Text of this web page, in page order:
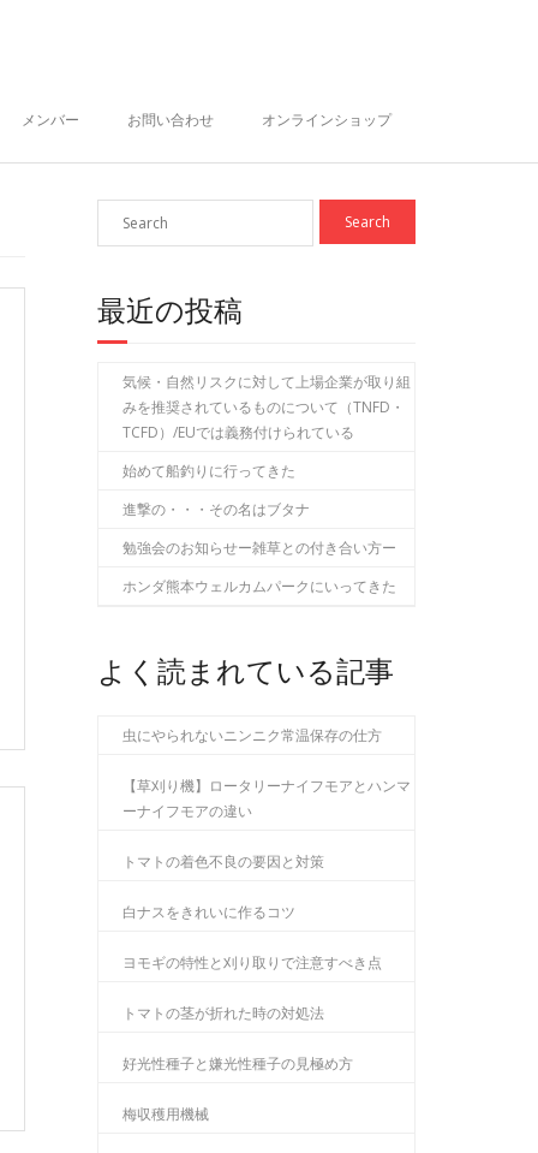
メンバー お問い合わせ オンラインショップ
最近の投稿
気候・自然リスクに対して上場企業が取り組
みを推奨されているものについて（TNFD・
TCFD）/EUでは義務付けられている
始めて船釣りに行ってきた
進撃の・・・その名はブタナ
勉強会のお知らせー雑草との付き合い方ー
ホンダ熊本ウェルカムパークにいってきた
よく読まれている記事
虫にやられないニンニク常温保存の仕方
【草刈り機】ロータリーナイフモアとハンマ
ーナイフモアの違い
トマトの着色不良の要因と対策
白ナスをきれいに作るコツ
ヨモギの特性と刈り取りで注意すべき点
トマトの茎が折れた時の対処法
好光性種子と嫌光性種子の見極め方
梅収穫用機械